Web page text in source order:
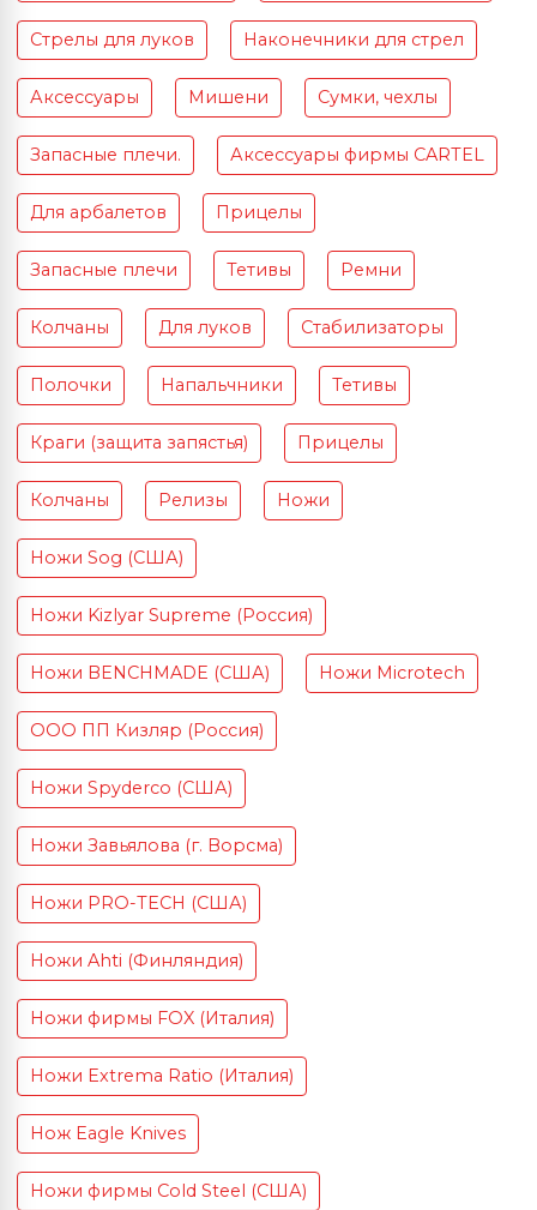
Стрелы для луков Наконечники для стрел
Аксессуары Мишени Сумки, чехлы
Запасные плечи. Аксессуары фирмы CARTEL
Для арбалетов Прицелы
Запасные плечи Тетивы Ремни
Колчаны Для луков Стабилизаторы
Полочки Напальчники Тетивы
Краги (защита запястья) Прицелы
Колчаны Релизы Ножи
Ножи Sog (США)
Ножи Kizlyar Supreme (Россия)
Ножи BENCHMADE (США) Ножи Microtech
ООО ПП Кизляр (Россия)
Ножи Spyderco (США)
Ножи Завьялова (г. Ворсма)
Ножи PRO-TECH (США)
Ножи Ahti (Финляндия)
Ножи фирмы FOX (Италия)
Ножи Extrema Ratio (Италия)
Нож Eagle Knives
Ножи фирмы Cold Steel (США)